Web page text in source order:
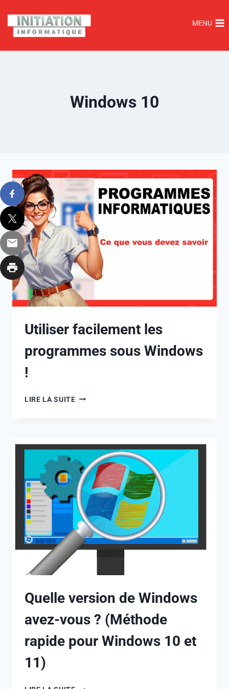
MENU
Windows 10
Utiliser facilement les
programmes sous Windows
!
LIRE LA SUITE
Quelle version de Windows
avez-vous ? (Méthode
rapide pour Windows 10 et
11)